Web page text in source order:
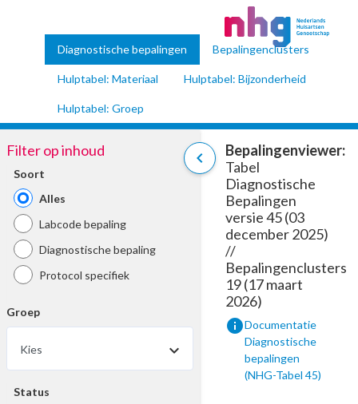
Diagnostische bepalingen Bepalingenclusters
Hulptabel: Materiaal Hulptabel: Bijzonderheid
Hulptabel: Groep
chevron_left
Filter op inhoud
Soort
Alles
Labcode bepaling
Diagnostische bepaling
Protocol specifiek
Groep
Kies
Status
Bepalingenviewer:
Tabel
Diagnostische
Bepalingen
versie 45 (03
december 2025)
//
Bepalingenclusters
19 (17 maart
2026)
infoDocumentatie
Diagnostische
bepalingen
(NHG-Tabel 45)